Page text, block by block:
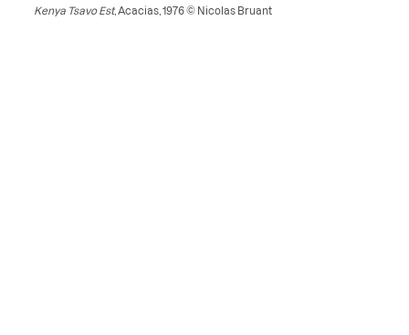
Kenya Tsavo Est, Acacias, 1976 © Nicolas Bruant